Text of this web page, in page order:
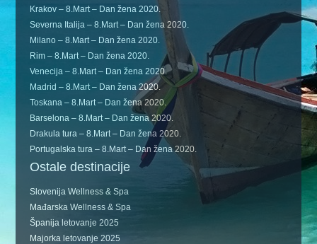
Krakov – 8.Mart – Dan žena 2020.
Severna Italija – 8.Mart – Dan žena 2020.
Milano – 8.Mart – Dan žena 2020.
Rim – 8.Mart – Dan žena 2020.
Venecija – 8.Mart – Dan žena 2020.
Madrid – 8.Mart – Dan žena 2020.
Toskana – 8.Mart – Dan žena 2020.
Barselona – 8.Mart – Dan žena 2020.
Drakula tura – 8.Mart – Dan žena 2020.
Portugalska tura – 8.Mart – Dan žena 2020.
Ostale destinacije
Slovenija Wellness & Spa
Mađarska Wellness & Spa
Španija letovanje 2025
Majorka letovanje 2025